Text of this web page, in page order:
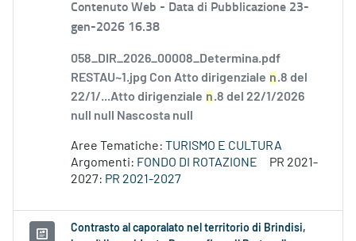
Contenuto Web - Data di Pubblicazione 23-
gen-2026 16.38
058_DIR_2026_00008_Determina.pdf
RESTAU~1.jpg Con Atto dirigenziale n.8 del
22/1/...Atto dirigenziale n.8 del 22/1/2026
null null Nascosta null
Aree Tematiche: TURISMO E CULTURA
Argomenti: FONDO DI ROTAZIONE
PR 2021-
2027: PR 2021-2027
Contrasto al caporalato nel territorio di Brindisi,